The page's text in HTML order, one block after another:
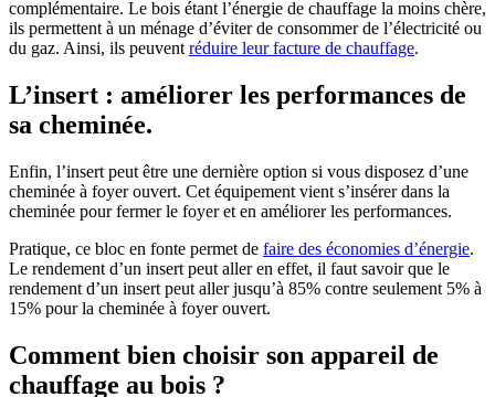
complémentaire. Le bois étant l’énergie de chauffage la moins chère,
ils permettent à un ménage d’éviter de consommer de l’électricité ou
du gaz. Ainsi, ils peuvent réduire leur facture de chauffage.
L’insert : améliorer les performances de
sa cheminée.
Enfin, l’insert peut être une dernière option si vous disposez d’une
cheminée à foyer ouvert. Cet équipement vient s’insérer dans la
cheminée pour fermer le foyer et en améliorer les performances.
Pratique, ce bloc en fonte permet de faire des économies d’énergie.
Le rendement d’un insert peut aller en effet, il faut savoir que le
rendement d’un insert peut aller jusqu’à 85% contre seulement 5% à
15% pour la cheminée à foyer ouvert.
Comment bien choisir son appareil de
chauffage au bois ?